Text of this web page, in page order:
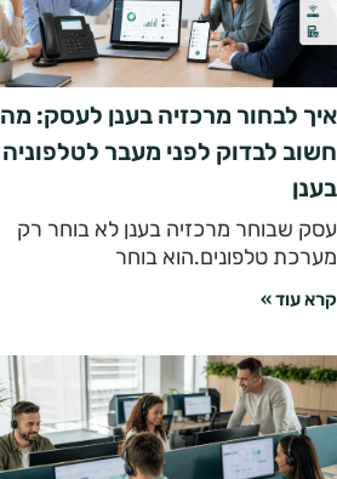
איך לבחור מרכזיה בענן לעסק: מה
חשוב לבדוק לפני מעבר לטלפוניה
בענן
עסק שבוחר מרכזיה בענן לא בוחר רק
מערכת טלפונים.הוא בוחר
קרא עוד »